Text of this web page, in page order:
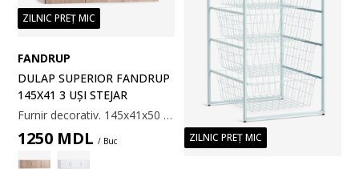
ZILNIC PREȚ MIC
FANDRUP
DULAP SUPERIOR FANDRUP
145X41 3 UȘI STEJAR
Furnir decorativ. 145x41x50 cm
1250 MDL / Buc ZILNIC PREȚ MIC